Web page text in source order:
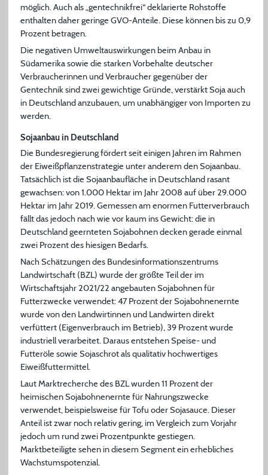
möglich. Auch als „gentechnikfrei“ deklarierte Rohstoffe
enthalten daher geringe GVO-Anteile. Diese können bis zu 0,9
Prozent betragen.
Die negativen Umweltauswirkungen beim Anbau in
Südamerika sowie die starken Vorbehalte deutscher
Verbraucherinnen und Verbraucher gegenüber der
Gentechnik sind zwei gewichtige Gründe, verstärkt Soja auch
in Deutschland anzubauen, um unabhängiger von Importen zu
werden.
Sojaanbau in Deutschland
Die Bundesregierung fördert seit einigen Jahren im Rahmen
der Eiweißpflanzenstrategie unter anderem den Sojaanbau.
Tatsächlich ist die Sojaanbaufläche in Deutschland rasant
gewachsen: von 1.000 Hektar im Jahr 2008 auf über 29.000
Hektar im Jahr 2019. Gemessen am enormen Futterverbrauch
fällt das jedoch nach wie vor kaum ins Gewicht: die in
Deutschland geernteten Sojabohnen decken gerade einmal
zwei Prozent des hiesigen Bedarfs.
Nach Schätzungen des Bundesinformationszentrums
Landwirtschaft (BZL) wurde der größte Teil der im
Wirtschaftsjahr 2021/22 angebauten Sojabohnen für
Futterzwecke verwendet: 47 Prozent der Sojabohnenernte
wurde von den Landwirtinnen und Landwirten direkt
verfüttert (Eigenverbrauch im Betrieb), 39 Prozent wurde
industriell verarbeitet. Daraus entstehen Speise- und
Futteröle sowie Sojaschrot als qualitativ hochwertiges
Eiweißfuttermittel.
Laut Marktrecherche des BZL wurden 11 Prozent der
heimischen Sojabohnenernte für Nahrungszwecke
verwendet, beispielsweise für Tofu oder Sojasauce. Dieser
Anteil ist zwar noch relativ gering, im Vergleich zum Vorjahr
jedoch um rund zwei Prozentpunkte gestiegen.
Marktbeteiligte sehen in diesem Segment ein erhebliches
Wachstumspotenzial.